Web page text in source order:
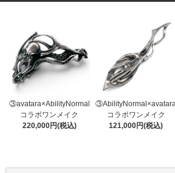
③avatara×AbilityNormal
コラボワンメイク
220,000円(税込)
コラボワンメイク
121,000円(税込)